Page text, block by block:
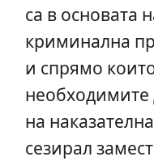
са в основата
криминална
и спрямо
необходимите
на
сезирал